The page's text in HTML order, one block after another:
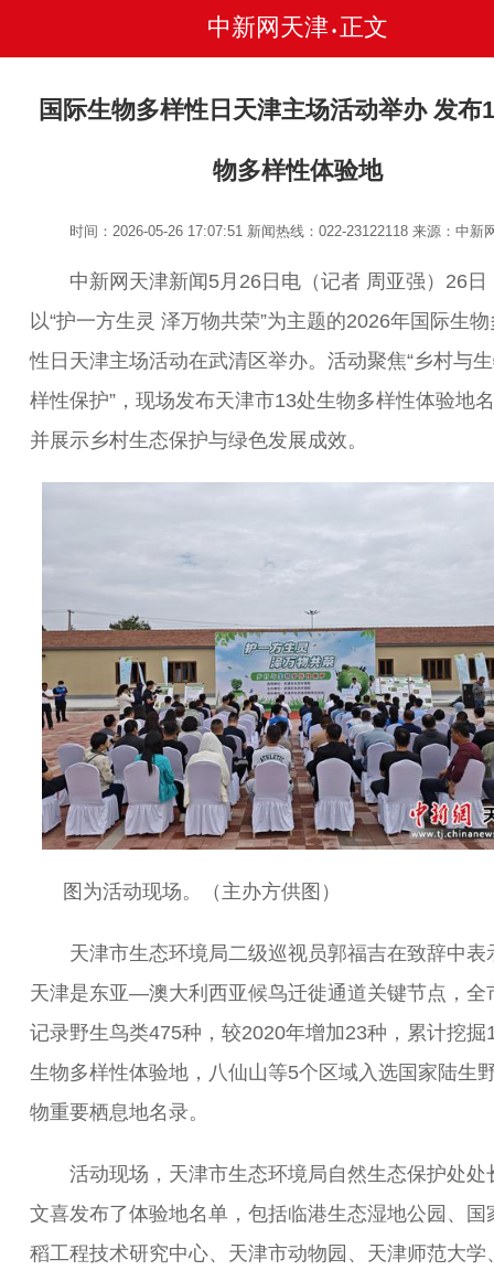
中新网天津 • 正文
国际生物多样性日天津主场活动举办 发布
物多样性体验地
时间：2026-05-26 17:07:51 新闻热线：022-23122118来源：中新
中新网天津新闻5月26日电（记者 周亚强）26日
以“护一方生灵 泽万物共荣”为主题的2026年国际生
性日天津主场活动在武清区举办。活动聚焦“乡村与
样性保护”，现场发布天津市13处生物多样性体验地
并展示乡村生态保护与绿色发展成效。
图为活动现场。（主办方供图）
天津市生态环境局二级巡视员郭福吉在致辞中表
天津是东亚—澳大利西亚候鸟迁徙通道关键节点，全
记录野生鸟类475种，较2020年增加23种，累计挖掘
生物多样性体验地，八仙山等5个区域入选国家陆生
物重要栖息地名录。
活动现场，天津市生态环境局自然生态保护处处
文喜发布了体验地名单，包括临港生态湿地公园、国
稻工程技术研究中心、天津市动物园、天津师范大学